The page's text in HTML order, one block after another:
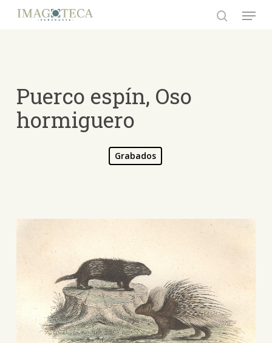
Menu
Puerco espín, Oso
hormiguero
Grabados